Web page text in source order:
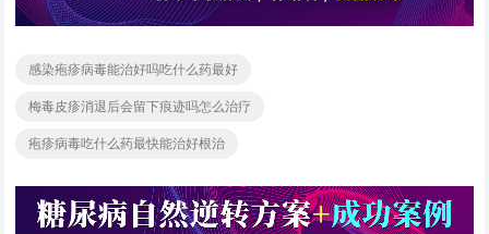
感染疱疹病毒能治好吗吃什么药最好
梅毒皮疹消退后会留下痕迹吗怎么治疗
疱疹病毒吃什么药最快能治好根治